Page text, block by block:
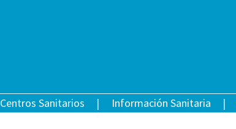
Centros Sanitarios Información Sanitaria